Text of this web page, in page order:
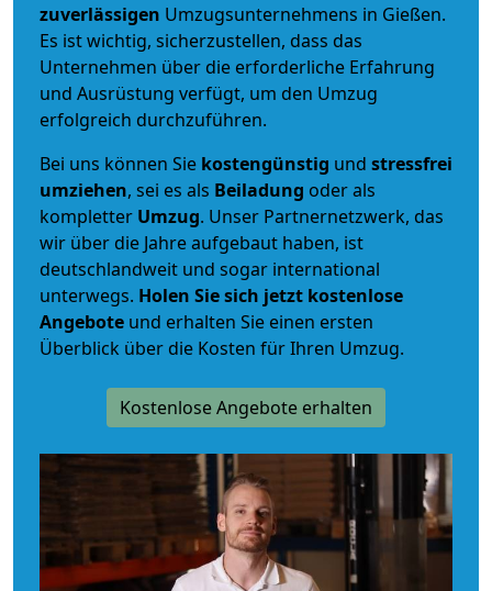
zuverlässigen Umzugsunternehmens in Gießen.
Es ist wichtig, sicherzustellen, dass das
Unternehmen über die erforderliche Erfahrung
und Ausrüstung verfügt, um den Umzug
erfolgreich durchzuführen.
Bei uns können Sie kostengünstig und stressfrei
umziehen, sei es als Beiladung oder als
kompletter Umzug. Unser Partnernetzwerk, das
wir über die Jahre aufgebaut haben, ist
deutschlandweit und sogar international
unterwegs. Holen Sie sich jetzt kostenlose
Angebote und erhalten Sie einen ersten
Überblick über die Kosten für Ihren Umzug.
Kostenlose Angebote erhalten